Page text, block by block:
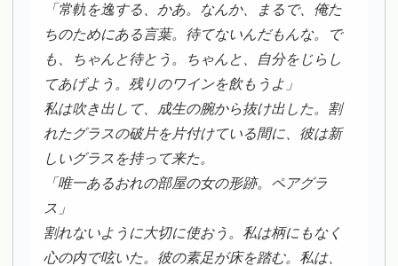
「常軌を逸する、かあ。なんか、まるで、俺た
ちのためにある言葉。待てないんだもんな。で
も、ちゃんと待とう。ちゃんと、自分をじらし
てあげよう。残りのワインを飲もうよ」
私は吹き出して、成生の腕から抜け出した。割
れたグラスの破片を片付けている間に、彼は新
しいグラスを持って来た。
「唯一あるおれの部屋の女の形跡。ペアグラ
ス」
割れないように大切に使おう。私は柄にもなく
心の内で呟いた。彼の素足が床を踏む。私は、